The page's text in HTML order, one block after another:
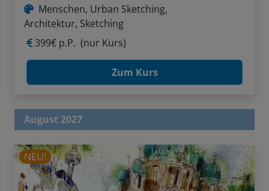
Menschen, Urban Sketching,
Architektur, Sketching
399€ p.P. (nur Kurs)
Zum Kurs
August 2027
NEU!